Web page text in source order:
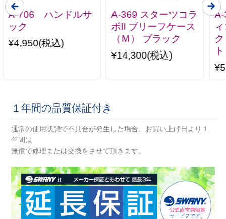
A-706 ハンドルサ
ック
¥4,950(税込)
A-369 スターツコラ
ボII ブリーフケース
（Ｍ） ブラック
¥14,300(税込)
１年間の品質保証付き
通常の使用状態で不具合が発生した場合、お買い上げ日より１
年間は
無償で修理または交換をさせて頂きます。